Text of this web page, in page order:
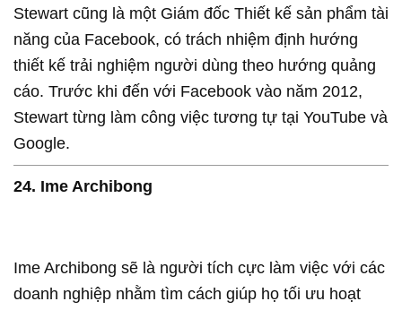
Stewart cũng là một Giám đốc Thiết kế sản phẩm tài
năng của Facebook, có trách nhiệm định hướng
thiết kế trải nghiệm người dùng theo hướng quảng
cáo. Trước khi đến với Facebook vào năm 2012,
Stewart từng làm công việc tương tự tại YouTube và
Google.
24. Ime Archibong
Ime Archibong sẽ là người tích cực làm việc với các
doanh nghiệp nhằm tìm cách giúp họ tối ưu hoạt